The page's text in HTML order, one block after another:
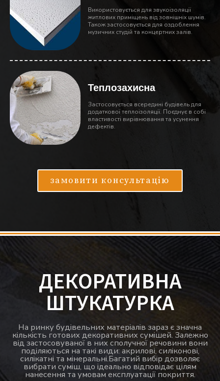
Використовується для звукоізоляції
житлових приміщень від зовнішніх шумів.
Також застосовується для оздоблення
музичних студій та концертних залів.
Теплозахисна
Застосовується всередині будівель для
додаткової теплоізоляції. Поєднує в собі
властивості вирівнювання та усунення
дефектів.
замовити консультацію
ДЕКОРАТИВНА
ШТУКАТУРКА
На ринку будівельних матеріалів зараз є значна
кількість готових декоративних сумішей. Залежно
від застосовуваної в них сполучної речовини вони
поділяються на такі види: акрилові, силіконові,
силікатні та мінеральні.Багатий вибір дозволяє
вибрати суміш, що ідеально відповідає цілям
нанесення та умовам експлуатації покриття.